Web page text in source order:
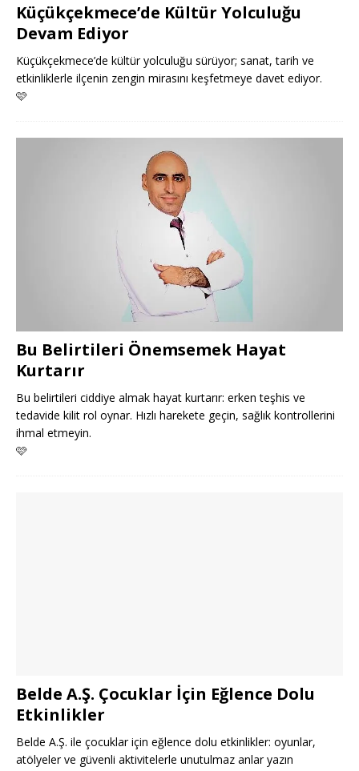
Küçükçekmece’de Kültür Yolculuğu
Devam Ediyor
Küçükçekmece’de kültür yolculuğu sürüyor; sanat, tarih ve
etkinliklerle ilçenin zengin mirasını keşfetmeye davet ediyor.
🩷
Bu Belirtileri Önemsemek Hayat
Kurtarır
Bu belirtileri ciddiye almak hayat kurtarır: erken teşhis ve
tedavide kilit rol oynar. Hızlı harekete geçin, sağlık kontrollerini
ihmal etmeyin.
🩷
Belde A.Ş. Çocuklar İçin Eğlence Dolu
Etkinlikler
Belde A.Ş. ile çocuklar için eğlence dolu etkinlikler: oyunlar,
atölyeler ve güvenli aktivitelerle unutulmaz anlar yazın